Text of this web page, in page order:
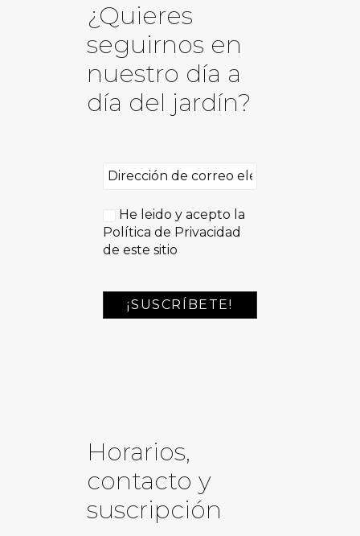
¿Quieres
seguirnos en
nuestro día a
día del jardín?
He leido y acepto la
Política de Privacidad
de este sitio
Horarios,
contacto y
suscripción